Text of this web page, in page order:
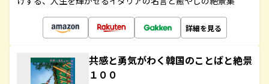
詳細を見る
共感と勇気がわく韓国のことばと絶景
１００